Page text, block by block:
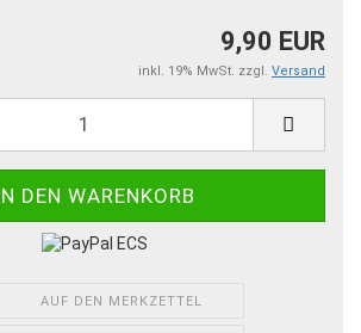
9,90 EUR
inkl. 19% MwSt. zzgl. Versand
AUF DEN MERKZETTEL